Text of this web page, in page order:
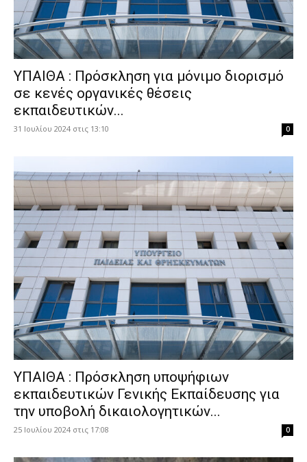
ΥΠΑΙΘΑ : Πρόσκληση για μόνιμο διορισμό
σε κενές οργανικές θέσεις
εκπαιδευτικών...
31 Ιουλίου 2024 στις 13:10 0
ΥΠΑΙΘΑ : Πρόσκληση υποψήφιων
εκπαιδευτικών Γενικής Εκπαίδευσης για
την υποβολή δικαιολογητικών...
25 Ιουλίου 2024 στις 17:08 0